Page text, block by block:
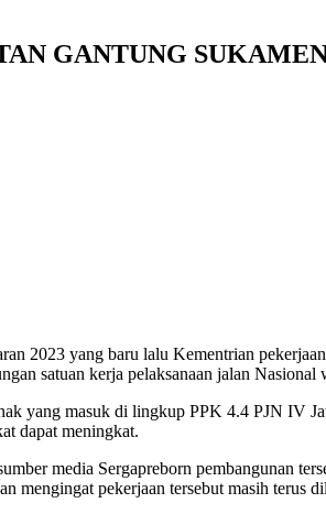
GANTUNG
2023 yang baru lalu Kementrian
satuan kerja pelaksanaan jalan
yang masuk di lingkup PPK 4.4 PJN IV
dapat meningkat.
media Sergapreborn pembangunan
mengingat pekerjaan tersebut masih terus